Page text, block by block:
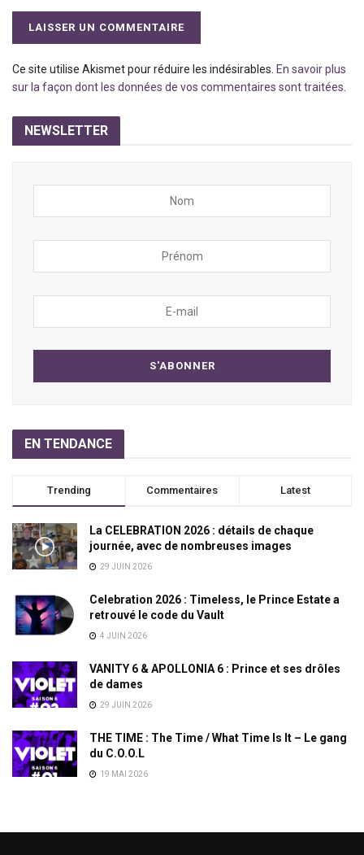
Ce site utilise Akismet pour réduire les indésirables. En savoir plus
sur la façon dont les données de vos commentaires sont traitées.
NEWSLETTER
EN TENDANCE
Trending Commentaires Latest
La CELEBRATION 2026 : détails de chaque
journée, avec de nombreuses images
29 JUIN 2026
Celebration 2026 : Timeless, le Prince Estate a
retrouvé le code du Vault
4 JUIN 2026
VANITY 6 & APOLLONIA 6 : Prince et ses drôles
de dames
29 JUIN 2026
THE TIME : The Time / What Time Is It – Le gang
du C.O.O.L
19 MAI 2026